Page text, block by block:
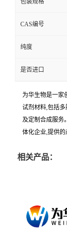
包装规格
CAS编号
纯度
是否进口
为华生物是一家
试剂材料,包括
及定制合成服务
体化企业,提供的
相关产品：